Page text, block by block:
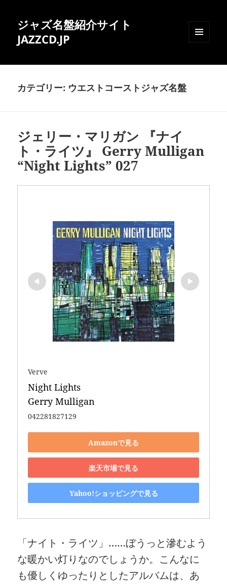
ジャズ名盤紹介サイト
JAZZCD.JP
ィジェ
カテゴリー: ウエストコーストジャズ名盤
ジェリー・マリガン 『ナイ
ト・ライツ』 Gerry Mulligan
“Night Lights” 027
Verve
Night Lights
Gerry Mulligan
042281827129
Amazonで見る
楽天市場で見る
Yahoo!ショッピングで見る
「ナイト・ライツ」……ぼうっと滲むよう
な暖かい灯りなのでしょうか。こんなに
も優しくゆったりとしたアルバムは、あ